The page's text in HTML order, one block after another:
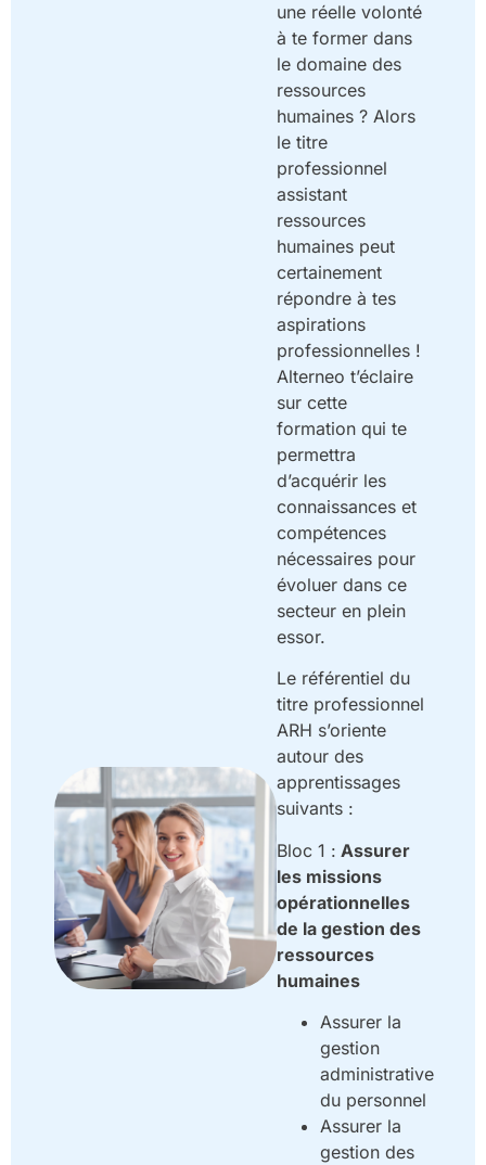
une réelle volonté
à te former dans
le domaine des
ressources
humaines ? Alors
le titre
professionnel
assistant
ressources
humaines peut
certainement
répondre à tes
aspirations
professionnelles !
Alterneo t’éclaire
sur cette
formation qui te
permettra
d’acquérir les
connaissances et
compétences
nécessaires pour
évoluer dans ce
secteur en plein
essor.
Le référentiel du
titre professionnel
ARH s’oriente
autour des
apprentissages
suivants :
Bloc 1 : Assurer
les missions
opérationnelles
de la gestion des
ressources
humaines
Assurer la
gestion
administrative
du personnel
Assurer la
gestion des